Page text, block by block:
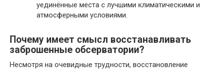
уединённые места с лучшими климатическими и
атмосферными условиями.
Почему имеет смысл восстанавливать
заброшенные обсерватории?
Несмотря на очевидные трудности, восстановление